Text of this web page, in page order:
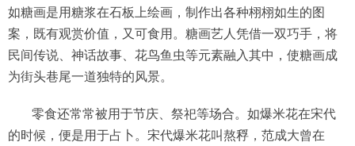
如糖画是用糖浆在石板上绘画，制作出各种栩栩如生的图
案，既有观赏价值，又可食用。糖画艺人凭借一双巧手，将
民间传说、神话故事、花鸟鱼虫等元素融入其中，使糖画成
为街头巷尾一道独特的风景。
零食还常常被用于节庆、祭祀等场合。如爆米花在宋代
的时候，便是用于占卜。宋代爆米花叫熬稃，范成大曾在